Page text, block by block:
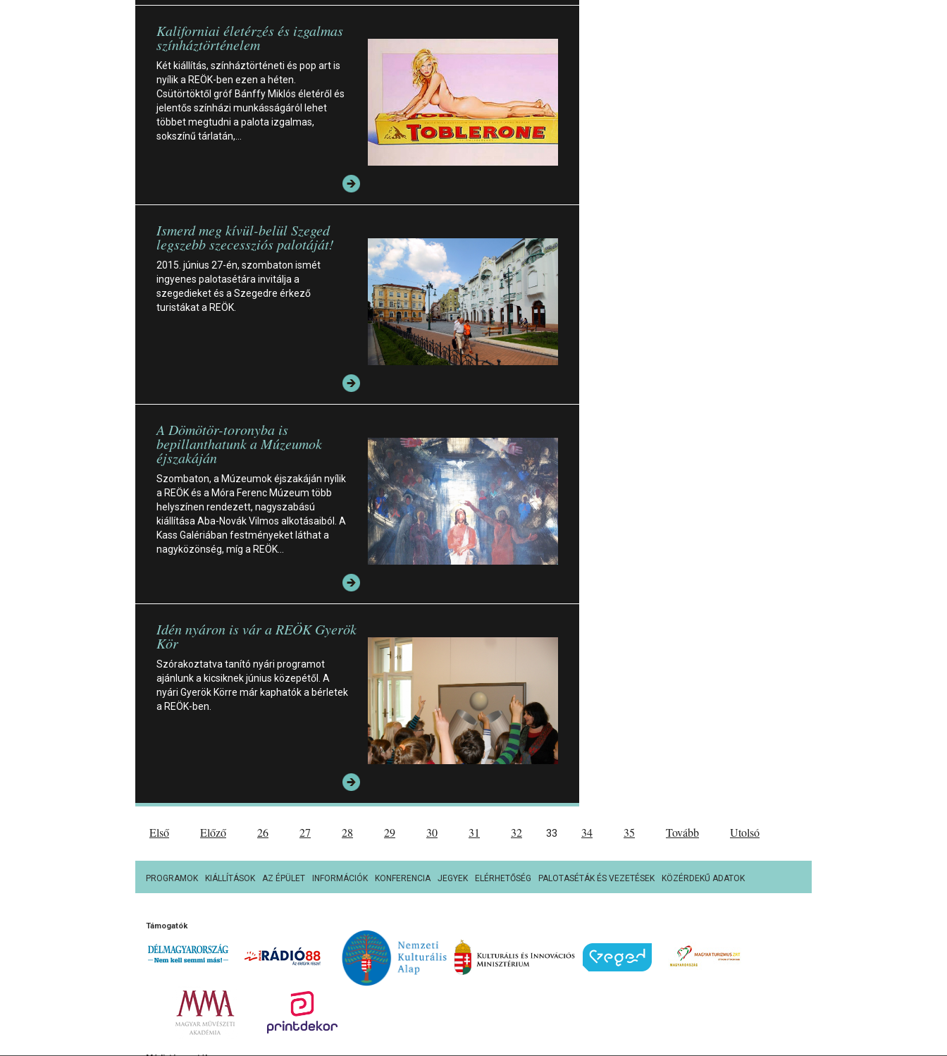
Kaliforniai életérzés és izgalmas
színháztörténelem
Két kiállítás, színháztörténeti és pop art is
nyílik a REÖK-ben ezen a héten.
Csütörtöktől gróf Bánffy Miklós életéről és
jelentős színházi munkásságáról lehet
többet megtudni a palota izgalmas,
sokszínű tárlatán,…
Ismerd meg kívül-belül Szeged
legszebb szecessziós palotáját!
2015. június 27-én, szombaton ismét
ingyenes palotasétára invitálja a
szegedieket és a Szegedre érkező
turistákat a REÖK.
A Dömötör-toronyba is
bepillanthatunk a Múzeumok
éjszakáján
Szombaton, a Múzeumok éjszakáján nyílik
a REÖK és a Móra Ferenc Múzeum több
helyszínen rendezett, nagyszabású
kiállítása Aba-Novák Vilmos alkotásaiból. A
Kass Galériában festményeket láthat a
nagyközönség, míg a REÖK…
Idén nyáron is vár a REÖK Gyerök
Kör
Szórakoztatva tanító nyári programot
ajánlunk a kicsiknek június közepétől. A
nyári Gyerök Körre már kaphatók a bérletek
a REÖK-ben.
Első Előző 26 27 28 29 30 31 32 33 34 35 Tovább Utolsó
PROGRAMOK KIÁLLÍTÁSOK AZ ÉPÜLET INFORMÁCIÓK KONFERENCIA JEGYEK ELÉRHETŐSÉG PALOTASÉTÁK ÉS VEZETÉSEK KÖZÉRDEKŰ ADATOK
Támogatók